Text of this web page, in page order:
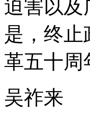
迫害以及
是，终
革五十周
吴祚来